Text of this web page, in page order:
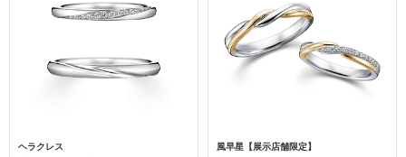
ヘラクレス
風早星【展示店舗限定】